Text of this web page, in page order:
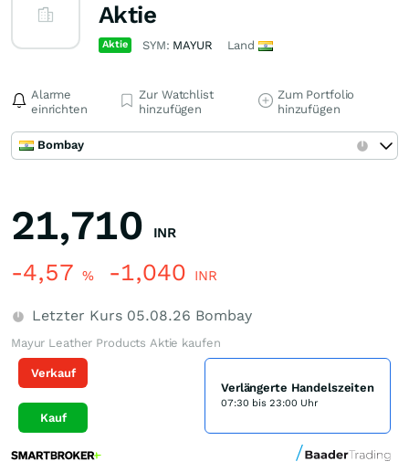
Aktie
Aktie SYM: MAYUR Land
Alarme
einrichten
Zur Watchlist
hinzufügen
Zum Portfolio
hinzufügen
Bombay
21,710 INR
-4,57 % -1,040 INR
Letzter Kurs 05.08.26 Bombay
Mayur Leather Products Aktie kaufen
Verkauf
Kauf
Verlängerte Handelszeiten
07:30 bis 23:00 Uhr